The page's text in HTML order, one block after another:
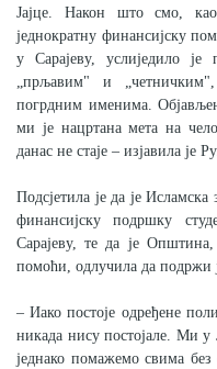
Пољопривреда
Спорт
Јајце. Након што смо,
једнократну финансијску
у Сарајеву, услиједило
„прљавим" и
погрдним именима.
ми је нацртана мета на
данас не стаје – изјавила је
Подсјетила је да је
финансијску подршку
Сарајеву, те да је
помоћи, одлучила да подржи
– Иако постоје одређене
никада нису постојале. Ми у
једнако помажемо свима без